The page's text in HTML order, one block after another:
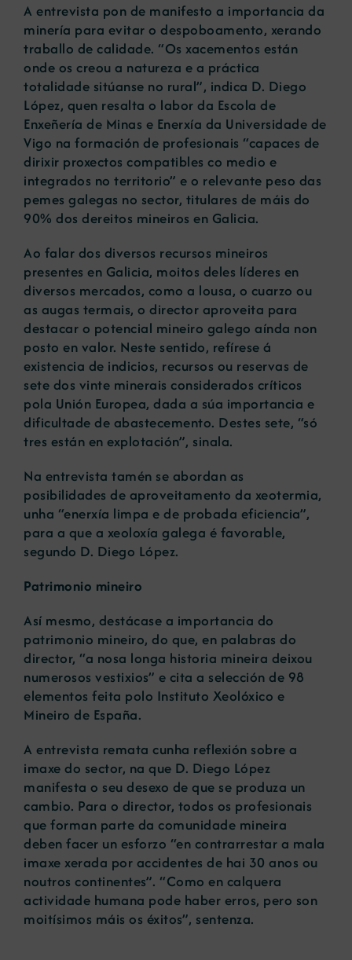
A entrevista pon de manifesto a importancia da
minería para evitar o despoboamento, xerando
traballo de calidade. “Os xacementos están
onde os creou a natureza e a práctica
totalidade sitúanse no rural”, indica D. Diego
López, quen resalta o labor da Escola de
Enxeñería de Minas e Enerxía da Universidade de
Vigo na formación de profesionais “capaces de
dirixir proxectos compatibles co medio e
integrados no territorio” e o relevante peso das
pemes galegas no sector, titulares de máis do
90% dos dereitos mineiros en Galicia.
Ao falar dos diversos recursos mineiros
presentes en Galicia, moitos deles líderes en
diversos mercados, como a lousa, o cuarzo ou
as augas termais, o director aproveita para
destacar o potencial mineiro galego aínda non
posto en valor. Neste sentido, refírese á
existencia de indicios, recursos ou reservas de
sete dos vinte minerais considerados críticos
pola Unión Europea, dada a súa importancia e
dificultade de abastecemento. Destes sete, “só
tres están en explotación”, sinala.
Na entrevista tamén se abordan as
posibilidades de aproveitamento da xeotermia,
unha “enerxía limpa e de probada eficiencia”,
para a que a xeoloxía galega é favorable,
segundo D. Diego López.
Patrimonio mineiro
Así mesmo, destácase a importancia do
patrimonio mineiro, do que, en palabras do
director, “a nosa longa historia mineira deixou
numerosos vestixios” e cita a selección de 98
elementos feita polo Instituto Xeolóxico e
Mineiro de España.
A entrevista remata cunha reflexión sobre a
imaxe do sector, na que D. Diego López
manifesta o seu desexo de que se produza un
cambio. Para o director, todos os profesionais
que forman parte da comunidade mineira
deben facer un esforzo “en contrarrestar a mala
imaxe xerada por accidentes de hai 30 anos ou
noutros continentes”. “Como en calquera
actividade humana pode haber erros, pero son
moitísimos máis os éxitos”, sentenza.